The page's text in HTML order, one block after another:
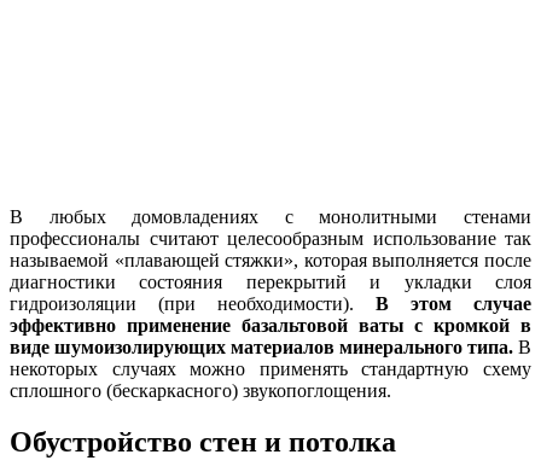
В любых домовладениях с монолитными стенами
профессионалы считают целесообразным использование так
называемой «плавающей стяжки», которая выполняется после
диагностики состояния перекрытий и укладки слоя
гидроизоляции (при необходимости). В этом случае
эффективно применение базальтовой ваты с кромкой в
виде шумоизолирующих материалов минерального типа. В
некоторых случаях можно применять стандартную схему
сплошного (бескаркасного) звукопоглощения.
Обустройство стен и потолка